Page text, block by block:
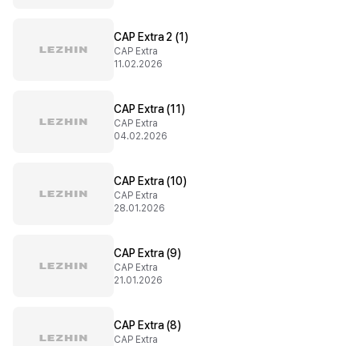
CAP Extra 2 (1)
CAP Extra
11.02.2026
CAP Extra (11)
CAP Extra
04.02.2026
CAP Extra (10)
CAP Extra
28.01.2026
CAP Extra (9)
CAP Extra
21.01.2026
CAP Extra (8)
CAP Extra